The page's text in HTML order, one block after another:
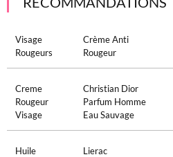
Visage
Rougeurs
Crème Anti
Rougeur
Creme
Rougeur
Visage
Christian Dior
Parfum Homme
Eau Sauvage
Huile
Lierac